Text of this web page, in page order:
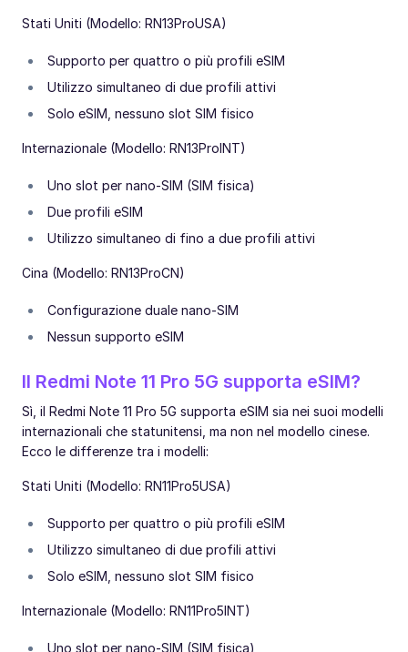
Stati Uniti (Modello: RN13ProUSA)
Supporto per quattro o più profili eSIM
Utilizzo simultaneo di due profili attivi
Solo eSIM, nessuno slot SIM fisico
Internazionale (Modello: RN13ProINT)
Uno slot per nano-SIM (SIM fisica)
Due profili eSIM
Utilizzo simultaneo di fino a due profili attivi
Cina (Modello: RN13ProCN)
Configurazione duale nano-SIM
Nessun supporto eSIM
Il Redmi Note 11 Pro 5G supporta eSIM?
Sì, il Redmi Note 11 Pro 5G supporta eSIM sia nei suoi modelli
internazionali che statunitensi, ma non nel modello cinese.
Ecco le differenze tra i modelli:
Stati Uniti (Modello: RN11Pro5USA)
Supporto per quattro o più profili eSIM
Utilizzo simultaneo di due profili attivi
Solo eSIM, nessuno slot SIM fisico
Internazionale (Modello: RN11Pro5INT)
Uno slot per nano-SIM (SIM fisica)